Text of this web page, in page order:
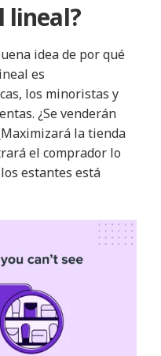
lineal?
idea de por qué
es
los minoristas y
¿Se venderán
la tienda
el comprador lo
estantes está